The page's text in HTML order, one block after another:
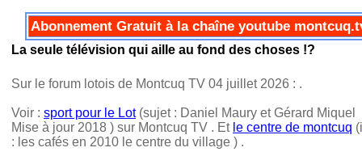
Abonnement Gratuit à la chaîne youtube
La seule télévision qui aille au fond des choses !?
Sur le forum lotois de Montcuq TV 04 juillet 2026 : .
Voir : sport pour le Lot(sujet : Daniel Maury et Gérard Miquel
Mise à jour 2018 ) sur Montcuq TV . Et le centre de montcuq
: les cafés en 2010 le centre du village ) .